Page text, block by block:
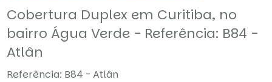
Cobertura Duplex em Curitiba, no
bairro Água Verde - Referência: B84 -
Atlân
Referência: B84 - Atlân